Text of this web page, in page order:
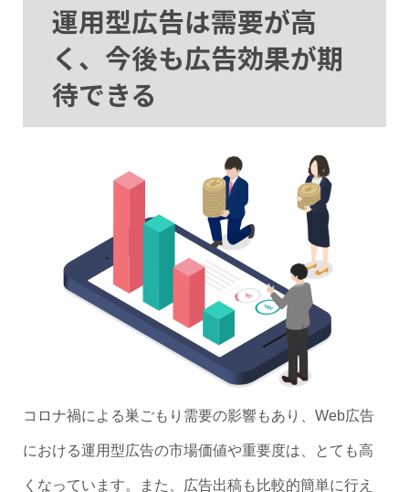
運用型広告は需要が高
く、今後も広告効果が期
待できる
コロナ禍による巣ごもり需要の影響もあり、Web広告
における運用型広告の市場価値や重要度は、とても高
くなっています。また、広告出稿も比較的簡単に行え